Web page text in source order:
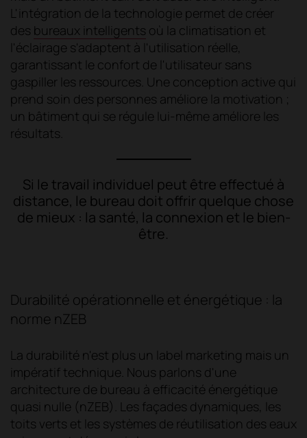
L'intégration de la technologie permet de créer
des bureaux intelligents où la climatisation et
l'éclairage s'adaptent à l'utilisation réelle,
garantissant le confort de l'utilisateur sans
gaspiller les ressources. Une conception active qui
prend soin des personnes améliore la motivation ;
un bâtiment qui se régule lui-même améliore les
résultats.
Si le travail individuel peut être effectué à
distance, le bureau doit offrir quelque chose
de mieux : la santé, la connexion et le bien-
être.
Durabilité opérationnelle et énergétique : la
norme nZEB
La durabilité n'est plus un label marketing mais un
impératif technique. Nous parlons d'une
architecture de bureau à efficacité énergétique
quasi nulle (nZEB). Les façades dynamiques, les
toits verts et les systèmes de réutilisation des eaux